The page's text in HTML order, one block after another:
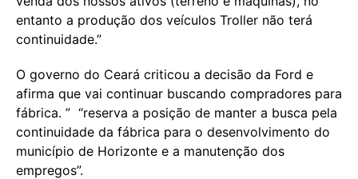
entanto a produção dos veículos Troller não terá
continuidade.”
O governo do Ceará criticou a decisão da Ford e
afirma que vai continuar buscando compradores para
fábrica. ” “reserva a posição de manter a busca pela
continuidade da fábrica para o desenvolvimento do
município de Horizonte e a manutenção dos
empregos”.